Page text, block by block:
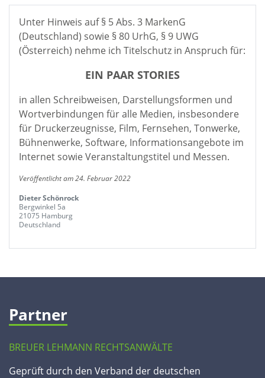
Unter Hinweis auf § 5 Abs. 3 MarkenG
(Deutschland) sowie § 80 UrhG, § 9 UWG
(Österreich) nehme ich Titelschutz in Anspruch für:
EIN PAAR STORIES
in allen Schreibweisen, Darstellungsformen und
Wortverbindungen für alle Medien, insbesondere
für Druckerzeugnisse, Film, Fernsehen, Tonwerke,
Bühnenwerke, Software, Informationsangebote im
Internet sowie Veranstaltungstitel und Messen.
Veröffentlicht am 24. Februar 2022
Dieter Schönrock
Bergwinkel 5a
21075 Hamburg
Deutschland
Partner
BREUER LEHMANN RECHTSANWÄLTE
Geprüft durch den Verband der deutschen